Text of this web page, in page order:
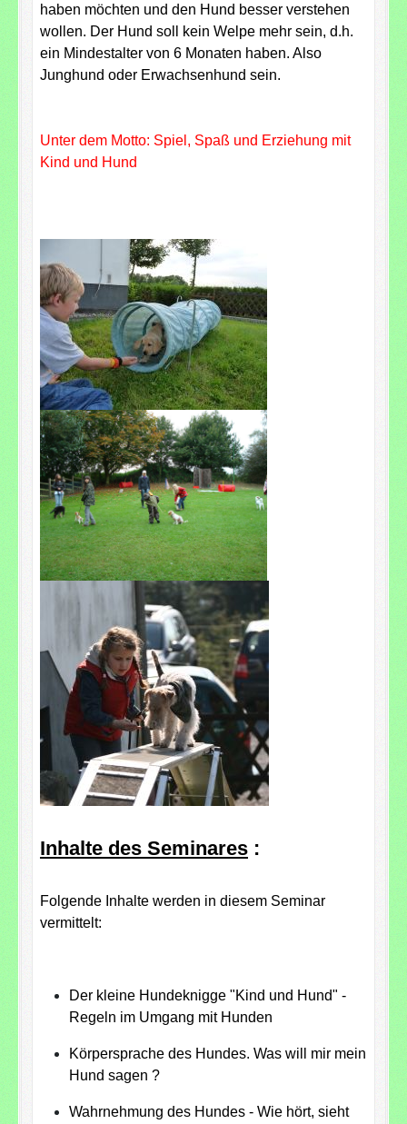
haben möchten und den Hund besser verstehen
wollen. Der Hund soll kein Welpe mehr sein, d.h.
ein Mindestalter von 6 Monaten haben. Also
Junghund oder Erwachsenhund sein.
Unter dem Motto: Spiel, Spaß und Erziehung mit
Kind und Hund
Inhalte des Seminares:
Folgende Inhalte werden in diesem Seminar
vermittelt:
Der kleine Hundeknigge "Kind und Hund" -
Regeln im Umgang mit Hunden
Körpersprache des Hundes. Was will mir mein
Hund sagen ?
Wahrnehmung des Hundes - Wie hört, sieht